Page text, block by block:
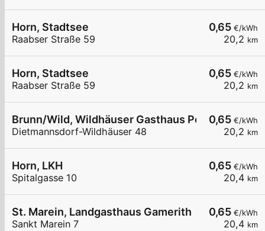
0,65 €/kWh
20,2 km
Horn, Stadtsee
Raabser Straße 59
0,65 €/kWh
20,2 km
Horn, Stadtsee
Raabser Straße 59
0,65 €/kWh
20,2 km
Brunn/Wild, Wildhäuser Gasthaus Powisch
Dietmannsdorf-Wildhäuser 48
0,65 €/kWh
20,4 km
Horn, LKH
Spitalgasse 10
0,65 €/kWh
20,4 km
St. Marein, Landgasthaus Gamerith
Sankt Marein 7